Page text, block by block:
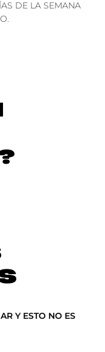
DE LA SEMANA
Y ESTO NO ES